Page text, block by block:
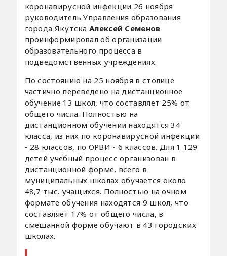
коронавирусной инфекции 26 ноября
руководитель Управления образования
города Якутска Алексей Семенов
проинформировал об организации
образовательного процесса в
подведомственных учреждениях.
По состоянию на 25 ноября в столице
частично переведено на дистанционное
обучение 13 школ, что составляет 25% от
общего числа. Полностью на
дистанционном обучении находятся 34
класса, из них по коронавирусной инфекции
- 28 классов, по ОРВИ - 6 классов. Для 1 129
детей учебный процесс организован в
дистанционной форме, всего в
муниципальных школах обучается около
48,7 тыс. учащихся. Полностью на очном
формате обучения находятся 9 школ, что
составляет 17% от общего числа, в
смешанной форме обучают в 43 городских
школах.